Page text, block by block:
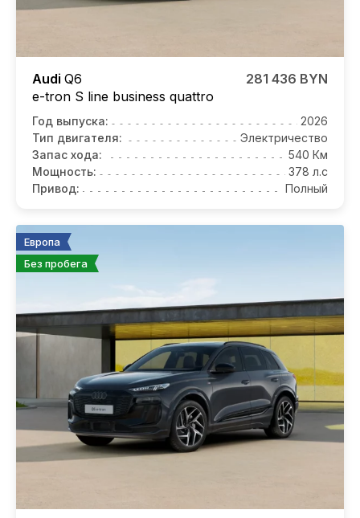
Audi Q6
e-tron S line business quattro
281 436 BYN
Год выпуска:
2026
Тип двигателя:
Электричество
Запас хода:
540 Км
Мощность:
378 л.с
Привод:
Полный
Европа
Без пробега